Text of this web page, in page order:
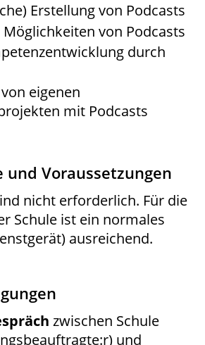
Erstellung von Podcasts
von Podcasts
durch
eigenen
mit Podcasts
und Voraussetzungen
nicht erforderlich. Für die
Schule ist ein normales
ausreichend.
zwischen Schule
und